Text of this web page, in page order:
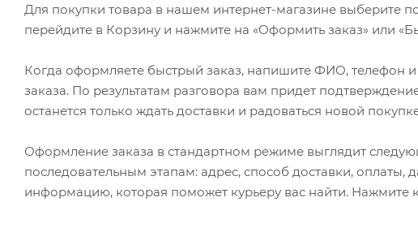
Для покупки товара в нашем интернет-магазине выберите
перейдите в Корзину и нажмите на «Оформить заказ» или
Когда оформляете быстрый заказ, напишите ФИО, телефон
заказа. По результатам разговора вам придет
останется только ждать доставки и радоваться новой
Оформление заказа в стандартном режиме выглядит
последовательным этапам: адрес, способ доставки,
информацию, которая поможет курьеру вас найти. Нажмите